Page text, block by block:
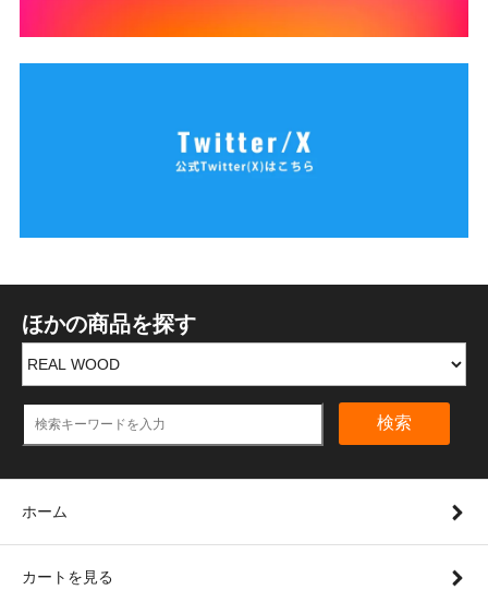
ほかの商品を探す
検索
ホーム
カートを見る